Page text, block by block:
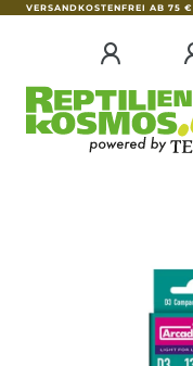
VERSANDKOSTENFREI AB 75 €